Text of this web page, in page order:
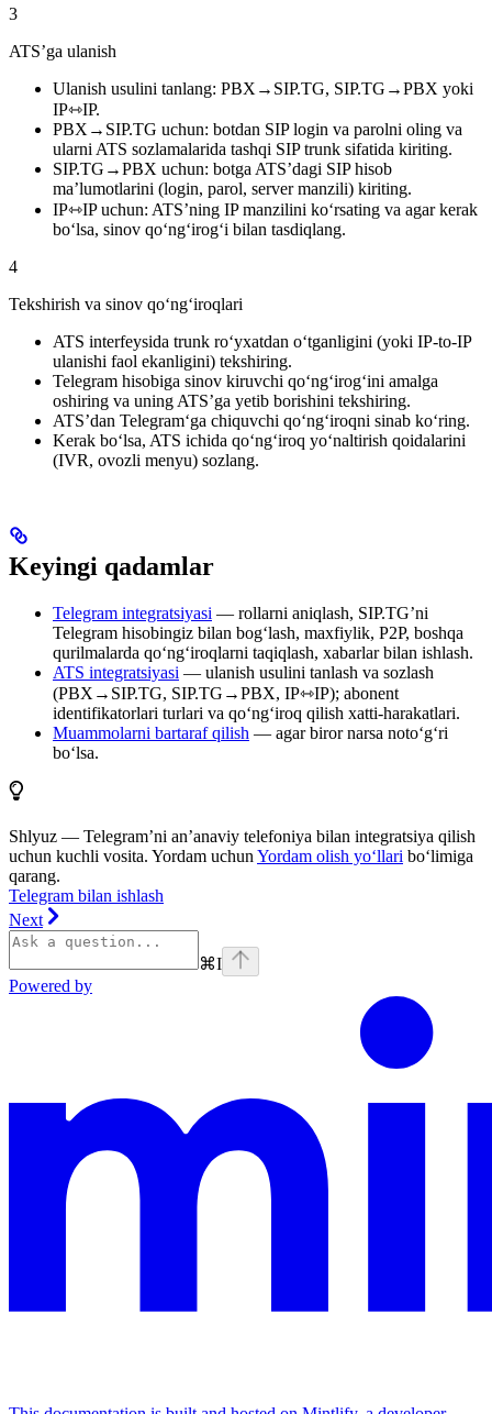
3
ATS’ga ulanish
Ulanish usulini tanlang: PBX→SIP.TG, SIP.TG→PBX yoki
IP⇿IP.
PBX→SIP.TG uchun: botdan SIP login va parolni oling va
ularni ATS sozlamalarida tashqi SIP trunk sifatida kiriting.
SIP.TG→PBX uchun: botga ATS’dagi SIP hisob
ma’lumotlarini (login, parol, server manzili) kiriting.
IP⇿IP uchun: ATS’ning IP manzilini ko‘rsating va agar kerak
bo‘lsa, sinov qo‘ng‘irog‘i bilan tasdiqlang.
4
Tekshirish va sinov qo‘ng‘iroqlari
ATS interfeysida trunk ro‘yxatdan o‘tganligini (yoki IP-to-IP
ulanishi faol ekanligini) tekshiring.
Telegram hisobiga sinov kiruvchi qo‘ng‘irog‘ini amalga
oshiring va uning ATS’ga yetib borishini tekshiring.
ATS’dan Telegram‘ga chiquvchi qo‘ng‘iroqni sinab ko‘ring.
Kerak bo‘lsa, ATS ichida qo‘ng‘iroq yo‘naltirish qoidalarini
(IVR, ovozli menyu) sozlang.
Keyingi qadamlar
Telegram integratsiyasi — rollarni aniqlash, SIP.TG’ni
Telegram hisobingiz bilan bog‘lash, maxfiylik, P2P, boshqa
qurilmalarda qo‘ng‘iroqlarni taqiqlash, xabarlar bilan ishlash.
ATS integratsiyasi — ulanish usulini tanlash va sozlash
(PBX→SIP.TG, SIP.TG→PBX, IP⇿IP); abonent
identifikatorlari turlari va qo‘ng‘iroq qilish xatti-harakatlari.
Muammolarni bartaraf qilish — agar biror narsa noto‘g‘ri
bo‘lsa.
Shlyuz — Telegram’ni an’anaviy telefoniya bilan integratsiya qilish
uchun kuchli vosita. Yordam uchun Yordam olish yo‘llari bo‘limiga
qarang.
Telegram bilan ishlash
Next
⌘I
Powered by